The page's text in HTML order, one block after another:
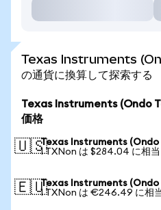
Texas Instruments
の通貨に換算して探索する
Texas Instruments (Ondo
価格
🇺🇸Texas Instruments (Ondo
1 TXNon は $284.04 に相当
🇪🇺Texas Instruments (Ondo
1 TXNon は €246.49 に相